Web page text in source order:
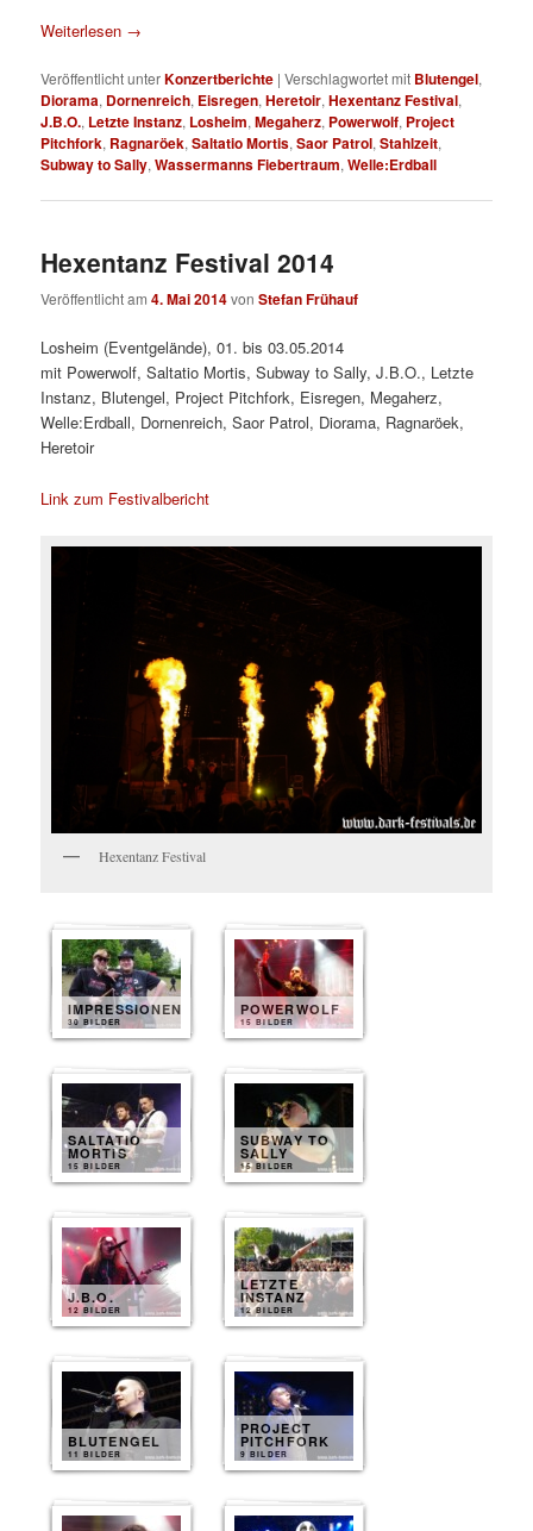
Weiterlesen →
Veröffentlicht unterKonzertberichte |Verschlagwortet mit Blutengel,
Diorama, Dornenreich, Eisregen,Heretoir,Hexentanz Festival,
J.B.O., Letzte Instanz, Losheim,Megaherz, Powerwolf, Project
Pitchfork, Ragnaröek,Saltatio Mortis,Saor Patrol,Stahlzeit,
Subway to Sally,Wassermanns Fiebertraum,Welle:Erdball
Hexentanz Festival 2014
Veröffentlicht am4. Mai 2014vonStefan Frühauf
Losheim (Eventgelände), 01. bis 03.05.2014
mit Powerwolf, Saltatio Mortis, Subway to Sally, J.B.O., Letzte
Instanz, Blutengel, Project Pitchfork, Eisregen, Megaherz,
Welle:Erdball, Dornenreich, Saor Patrol, Diorama, Ragnaröek,
Heretoir
Link zum Festivalbericht
Hexentanz Festival
IMPRESSIONEN
30 BILDER
POWERWOLF
15 BILDER
SALTATIO
MORTIS
15 BILDER
SUBWAY TO
SALLY
15 BILDER
J.B.O.
12 BILDER
LETZTE
INSTANZ
12 BILDER
BLUTENGEL
11 BILDER
PROJECT
PITCHFORK
9 BILDER